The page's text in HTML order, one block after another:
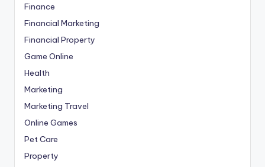
Finance
Financial Marketing
Financial Property
Game Online
Health
Marketing
Marketing Travel
Online Games
Pet Care
Property